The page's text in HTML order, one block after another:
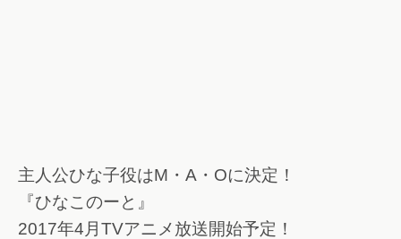
主人公ひな子役はM・A・Oに決定！
『ひなこのーと』
2017年4月TVアニメ放送開始予定！